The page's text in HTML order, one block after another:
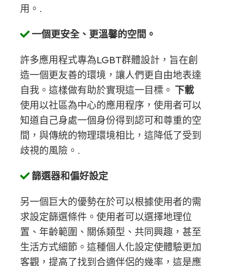
用。.
一個更安全、更溫馨的空間。
許多應用程式專為LGBT群體設計，旨在創
造一個更友善的環境，讓人們更自由地表達
自我。這樣做有助於實現這一目標。 下載
使用以社區為中心的應用程序，使用者可以
知道自己身處一個身份得到認可和尊重的空
間，與傳統的物理環境相比，這降低了受到
歧視的風險。.
篩選器和偏好設定
另一個巨大的優勢在於可以根據使用者的需
求設定篩選條件。使用者可以選擇地理位
置、年齡範圍、關係類型、共同興趣，甚至
生活方式細節。這種個人化設定使體驗更加
客觀，提高了找到合適伴侶的幾率，這是應